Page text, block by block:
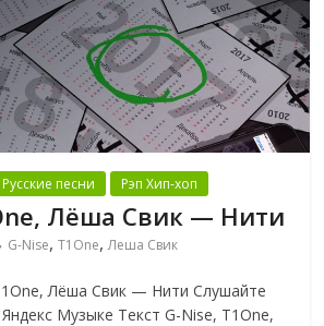
Русские песни Рэп Хип-хоп
Лёша Свик — Нити
G-Nise,T1One,Леша Свик
Лёша Свик — Нити Слушайте
Музыке Текст G-Nise, T1One,